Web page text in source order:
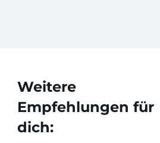
Weitere
Empfehlungen für
dich: